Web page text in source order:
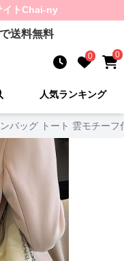
トChai-ny
送料無料
0 0
人気ランキング
バッグ トート 雲モチー